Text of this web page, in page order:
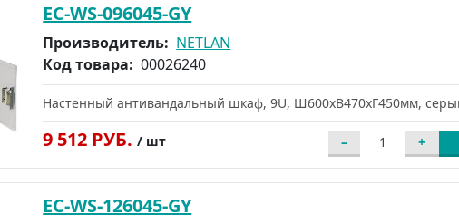
EC-WS-096045-GY
Производитель: NETLAN
Код товара: 00026240
Настенный антивандальный шкаф, 9U, Ш600хВ470хГ450мм,
9 512 РУБ./ шт
EC-WS-126045-GY